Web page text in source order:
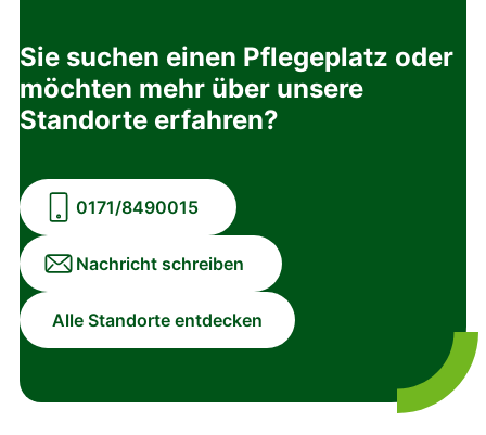
Sie suchen einen Pflegeplatz oder
möchten mehr über unsere
Standorte erfahren?
0171/8490015
Nachricht schreiben
Alle Standorte entdecken